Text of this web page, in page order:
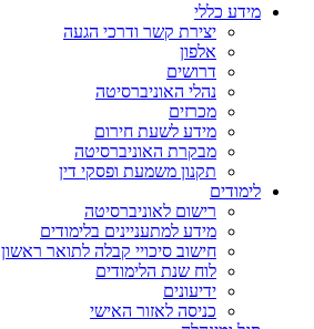
מידע כללי
יצירת קשר ודרכי הגעה
אלפון
דרושים
נהלי האוניברסיטה
מכרזים
מידע לשעת חירום
מבקרת האוניברסיטה
תקנון משמעת ופסקי דין
לימודים
רישום לאוניברסיטה
מידע למתעניינים בלימודים
חישוב סיכויי קבלה לתואר ראשון
לוח שנת הלימודים
ידיעונים
כניסה לאזור האישי